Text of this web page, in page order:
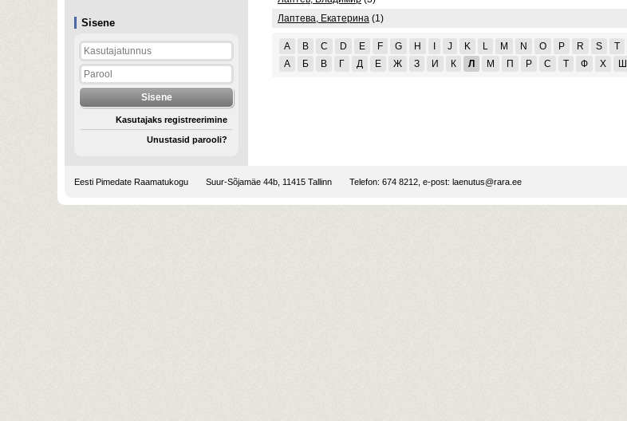
Sisene
Kasutajaks registreerimine
Unustasid parooli?
Лаптева, Екатерина (1)
A B C D E F G H J K L M N O P R S T
А
Б В Г Д Е Ж З И К Л М П Р С Т Ф Х Ш
Eesti Pimedate Raamatukogu Suur-Sõjamäe 44b, 11415 Tallinn Telefon: 674 8212, e-post: laenutus@rara.ee